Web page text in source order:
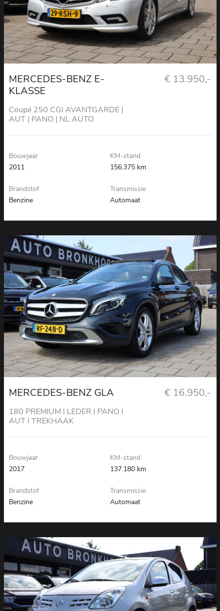
MERCEDES-BENZ E-
KLASSE
Coupé 250 CGI AVANTGARDE |
AUT | PANO | NL AUTO
€ 13.950,-
Bouwjaar
2011
KM-stand
156.375 km
Brandstof
Benzine
Transmissie
Automaat
MERCEDES-BENZ GLA
180 PREMIUM I LEDER I PANO I
AUT I TREKHAAK
€ 16.950,-
Bouwjaar
2017
KM-stand
137.180 km
Brandstof
Benzine
Transmissie
Automaat